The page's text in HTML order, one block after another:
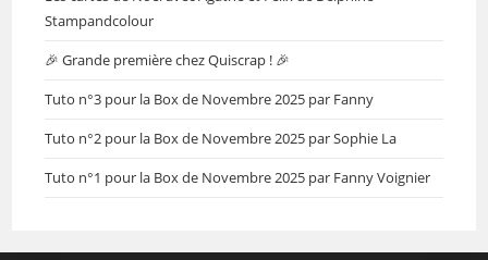
Stampandcolour
🎉 Grande première chez Quiscrap ! 🎉
Tuto n°3 pour la Box de Novembre 2025 par Fanny
Tuto n°2 pour la Box de Novembre 2025 par Sophie La
Tuto n°1 pour la Box de Novembre 2025 par Fanny Voignier